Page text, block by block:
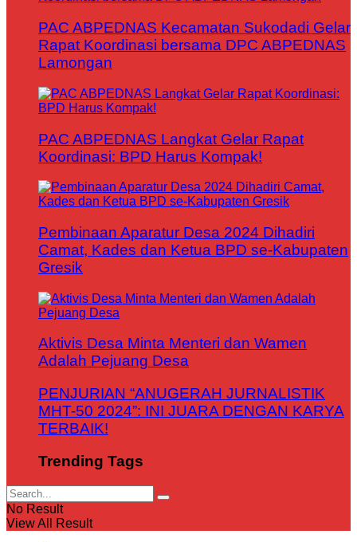
PAC ABPEDNAS Kecamatan Sukodadi Gelar
Rapat Koordinasi bersama DPC ABPEDNAS
Lamongan
PAC ABPEDNAS Langkat Gelar Rapat
Koordinasi: BPD Harus Kompak!
Pembinaan Aparatur Desa 2024 Dihadiri
Camat, Kades dan Ketua BPD se-Kabupaten
Gresik
Aktivis Desa Minta Menteri dan Wamen
Adalah Pejuang Desa
PENJURIAN “ANUGERAH JURNALISTIK
MHT-50 2024”: INI JUARA DENGAN KARYA
TERBAIK!
Trending Tags
No Result
View All Result